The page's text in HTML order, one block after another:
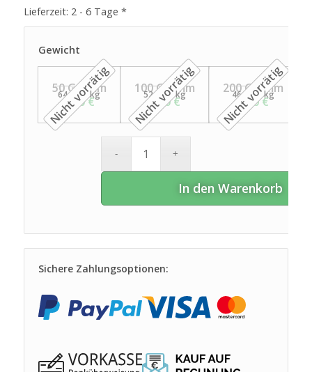
Lieferzeit: 2 - 6 Tage *
Gewicht
50 Gramm
3,20€
64,00€/kg
100 Gramm
5,20€
52,00€/kg
200 Gramm
9,20€
46,00€/kg
In den Warenkorb
Sichere Zahlungsoptionen: